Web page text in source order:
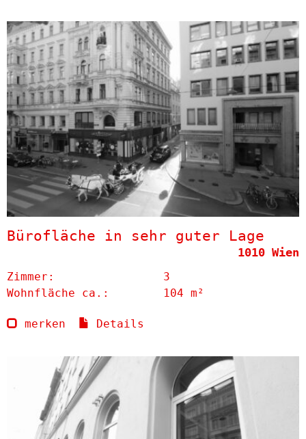
Bürofläche in sehr guter Lage
1010 Wien
Zimmer:
3
Wohnfläche ca.:
104 m²
merken Details